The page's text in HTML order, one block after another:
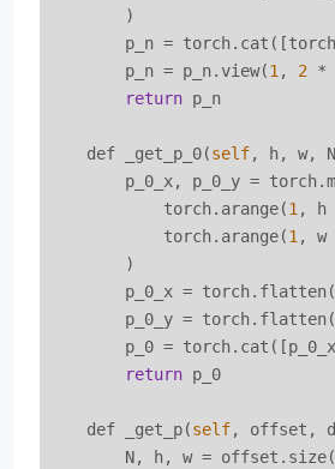
        )
p_n =
        p_n = p_n.view(
1 , 2 *
return p_n
    def _get_p_0(
self, h, w,
p_0_x, p_0_y =
            torch.arange(
1 , h
            torch.arange(
1 , w
        )
p_0_x =
p_0_y =
p_0 =
return p_0
    def _get_p(
self, offset,
        N, h, w = offset.size(